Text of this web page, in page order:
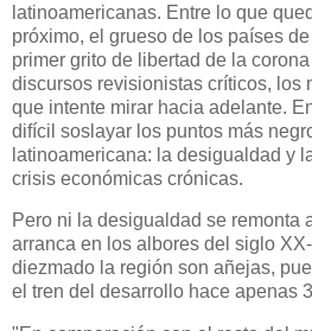
latinoamericanas. Entre lo que
próximo, el grueso de los países
primer grito de libertad de la
discursos revisionistas críticos, los
que intente mirar hacia adelante.
difícil soslayar los puntos más
latinoamericana: la desigualdad y
crisis económicas crónicas.
Pero ni la desigualdad se remonta
arranca en los albores del siglo
diezmado la región son añejas,
el tren del desarrollo hace apenas